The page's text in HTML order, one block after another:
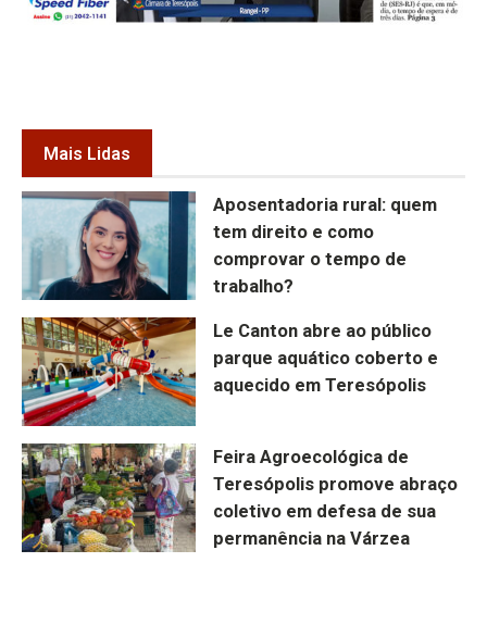
Mais Lidas
Aposentadoria rural: quem
tem direito e como
comprovar o tempo de
trabalho?
Le Canton abre ao público
parque aquático coberto e
aquecido em Teresópolis
Feira Agroecológica de
Teresópolis promove abraço
coletivo em defesa de sua
permanência na Várzea